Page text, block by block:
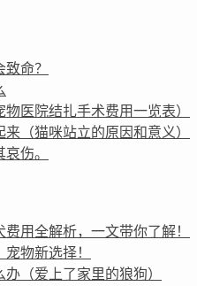
命？
医院结扎手术费用一览表）
（猫咪站立的原因和意义）
伤。
用全解析，一文带你了解！
物新选择！
（爱上了家里的狼狗）